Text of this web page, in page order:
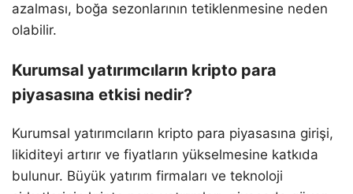
azalması, boğa sezonlarının tetiklenmesine neden
olabilir.
Kurumsal yatırımcıların kripto para
piyasasına etkisi nedir?
Kurumsal yatırımcıların kripto para piyasasına girişi,
likiditeyi artırır ve fiyatların yükselmesine katkıda
bulunur. Büyük yatırım firmaları ve teknoloji